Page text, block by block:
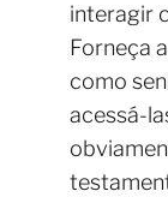
interagir
Forneça
como
acessá-